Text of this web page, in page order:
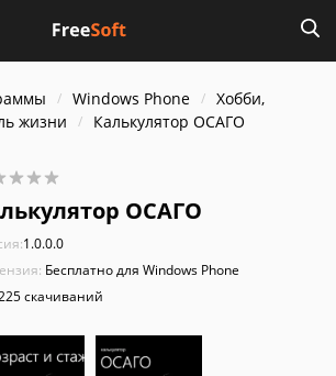
Windows Phone
Хобби,
жизни Калькулятор ОСАГО
ОСАГО
1.0.0.0
Бесплатно для Windows Phone
скачиваний